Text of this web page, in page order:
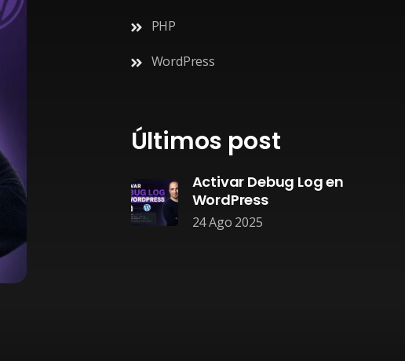
PHP
WordPress
Últimos post
Activar Debug Log en
WordPress
24 Ago 2025